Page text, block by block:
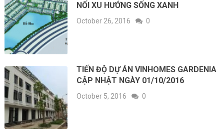
NỐI XU HƯỚNG SỐNG XANH
October 26, 2016 0
TIẾN ĐỘ DỰ ÁN VINHOMES GARDENIA
CẬP NHẬT NGÀY 01/10/2016
October 5, 2016 0